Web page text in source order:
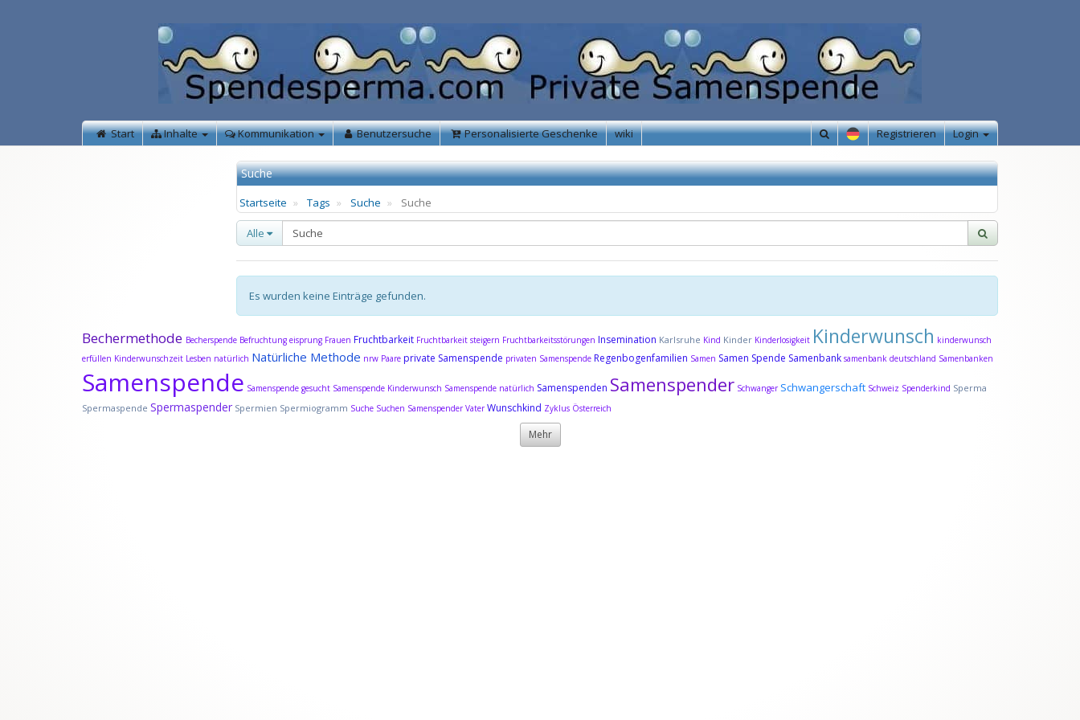
Start Inhalte Kommunikation Benutzersuche Personalisierte Geschenke wiki Registrieren Login
Suche
Startseite Tags Suche Suche
Alle
Es wurden keine Einträge gefunden.
Bechermethode Becherspende Befruchtung eisprung Frauen Fruchtbarkeit Fruchtbarkeit steigern Fruchtbarkeitsstörungen Insemination Karlsruhe Kind Kinder Kinderlosigkeit Kinderwunsch kinderwunsch
erfüllen Kinderwunschzeit Lesben natürlich Natürliche Methode nrw Paare private Samenspende privaten Samenspende Regenbogenfamilien Samen Samen Spende Samenbank samenbank deutschland Samenbanken
Samenspende Samenspende gesucht Samenspende Kinderwunsch Samenspende natürlich Samenspenden Samenspender Schwanger Schwangerschaft Schweiz Spenderkind Sperma
Spermaspende Spermaspender Spermien Spermiogramm Suche Suchen Samenspender VaterWunschkind Zyklus Österreich
Mehr